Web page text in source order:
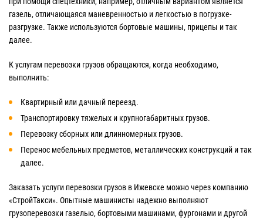
газель, отличающаяся маневренностью и легкостью в погрузке-
разгрузке. Также используются бортовые машины, прицепы и так
далее.
К услугам перевозки грузов обращаются, когда необходимо,
выполнить:
Квартирный или дачный переезд.
Транспортировку тяжелых и крупногабаритных грузов.
Перевозку сборных или длинномерных грузов.
Перенос мебельных предметов, металлических конструкций и так
далее.
Заказать услуги перевозки грузов в Ижевске можно через компанию
«СтройТакси». Опытные машинисты надежно выполняют
грузоперевозки газелью, бортовыми машинами, фургонами и другой